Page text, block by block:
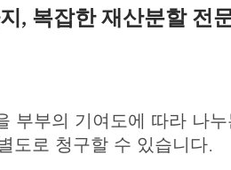
, 복잡한 재산분할 전
부부의 기여도에 따라 나
도로 청구할 수 있습니다.